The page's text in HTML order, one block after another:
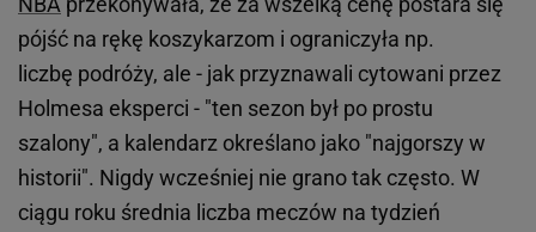
pójść na rękę koszykarzom i ograniczyła np.
liczbę podróży, ale - jak przyznawali cytowani przez
Holmesa eksperci - "ten sezon był po prostu
szalony", a kalendarz określano jako "najgorszy w
historii". Nigdy wcześniej nie grano tak często. W
ciągu roku średnia liczba meczów na tydzień